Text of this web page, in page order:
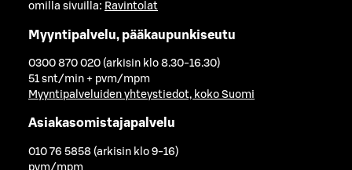
omilla sivuilla: Ravintolat
Myyntipalvelu, pääkaupunkiseutu
0300 870 020 (arkisin klo 8.30-16.30)
51 snt/min + pvm/mpm
Myyntipalveluiden yhteystiedot, koko Suomi
Asiakasomistajapalvelu
010 76 5858 (arkisin klo 9-16)
pvm/mpm